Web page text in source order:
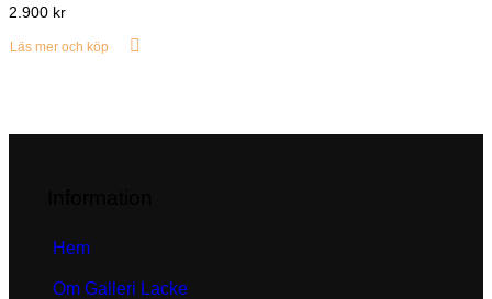
2.900 kr
Läs mer och köp
Hem
Om Galleri Lacke